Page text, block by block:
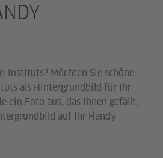
Instituts? Möchten Sie schöne
als Hintergrundbild für Ihr
ein Foto aus, das Ihnen gefällt,
auf Ihr Handy